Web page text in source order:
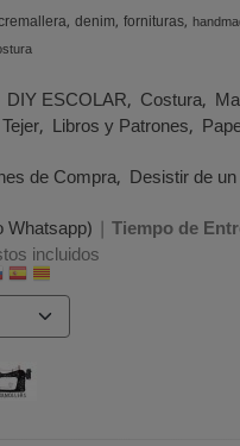
denim fornituras
DIY ESCOLAR Costura
Tejer Libros y Patrones
de Compra Desistir de
Whatsapp) | Tiempo de
incluidos